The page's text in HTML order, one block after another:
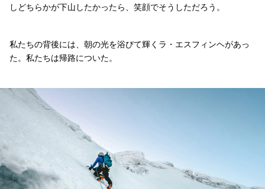
しどちらかが下山したかったら、笑顔でそうしただろう。
私たちの背後には、朝の光を浴びて輝くラ・エスフィンヘがあっ
た。私たちは帰路についた。